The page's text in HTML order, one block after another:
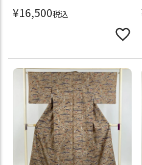
¥16,500税込